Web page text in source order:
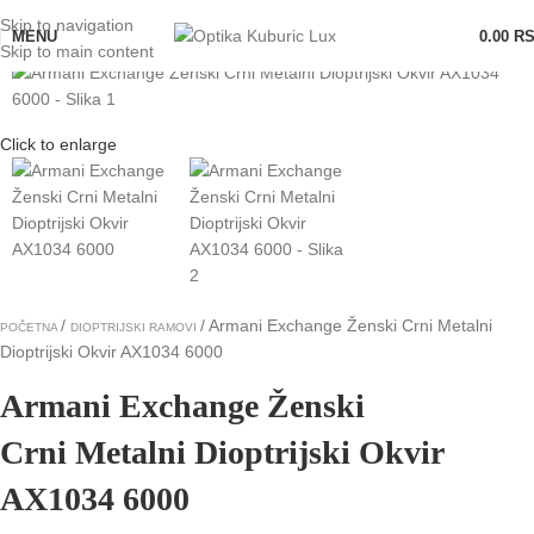
Skip to navigation
Skip to main content
MENU 0.00
Click to enlarge
POČETNA DIOPTRIJSKI RAMOVI
Armani Exchange Ženski Crni Metalni
Dioptrijski Okvir AX1034 6000
Armani Exchange Ženski
Crni Metalni Dioptrijski Okvir
AX1034 6000